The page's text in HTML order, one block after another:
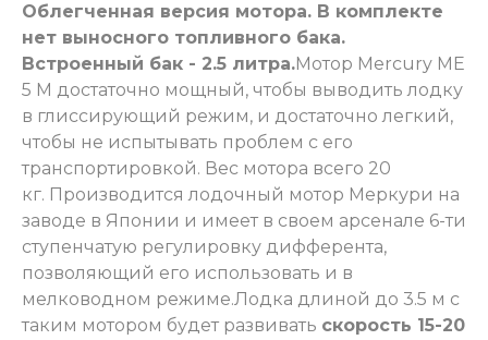
Облегченная версия мотора. В комплекте
нет выносного топливного бака.
Встроенный бак - 2.5 литра.Мотор Mercury ME
5 M достаточно мощный, чтобы выводить лодку
в глиссирующий режим, и достаточно легкий,
чтобы не испытывать проблем с его
транспортировкой. Вес мотора всего 20
кг. Производится лодочный мотор Меркури на
заводе в Японии и имеет в своем арсенале 6-ти
ступенчатую регулировку дифферента,
позволяющий его использовать и в
мелководном режиме.Лодка длиной до 3.5 м с
таким мотором будет развивать скорость 15-20